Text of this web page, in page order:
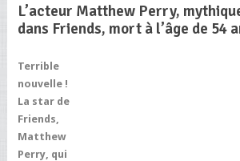
L’acteur Matthew Perry,
dans Friends, mort à l’âge de 54
Terrible
nouvelle !
La star de
Friends,
Matthew
Perry, qui